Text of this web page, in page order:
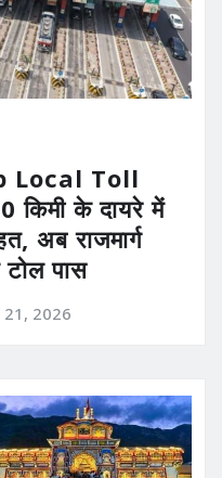
Local Toll
किमी के दायरे में
अब राजमार्ग
टोल पास
21, 2026